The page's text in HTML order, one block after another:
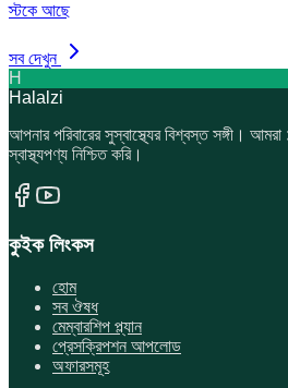
স্টকে আছে
সব দেখুন
H
Halalzi
আপনার পরিবারের সুস্বাস্থ্যের বিশ্বস্ত সঙ্গী।
স্বাস্থ্যপণ্য নিশ্চিত করি।
কুইক লিংকস
হোম
সব ঔষধ
মেম্বারশিপ প্ল্যান
প্রেসক্রিপশন আপলোড
অফারসমূহ